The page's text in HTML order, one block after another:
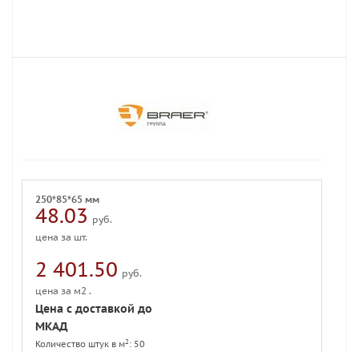
250*85*65 мм
48.03 руб.
цена за шт.
2 401.50 руб.
цена за м2 .
Цена с доставкой до
МКАД
Количество штук в м2 : 50